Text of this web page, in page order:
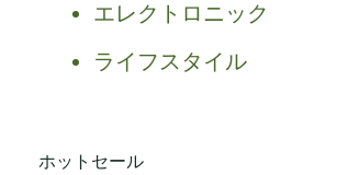
エレクトロニック
ライフスタイル
ホットセール